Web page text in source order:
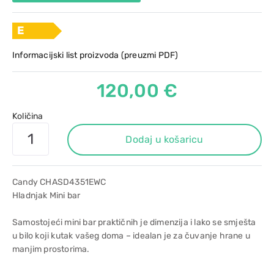
E
Informacijski list proizvoda (preuzmi PDF)
120,00 €
Količina
Dodaj u košaricu
Candy CHASD4351EWC
Hladnjak Mini bar
Samostojeći mini bar praktičnih je dimenzija i lako se smješta
u bilo koji kutak vašeg doma – idealan je za čuvanje hrane u
manjim prostorima.